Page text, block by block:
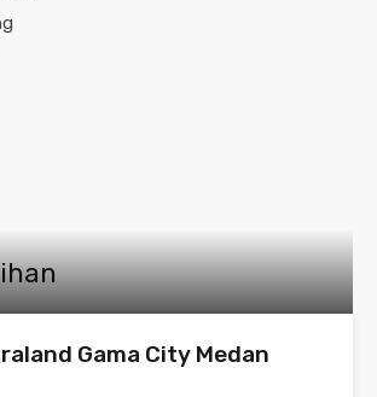
Gama City Medan